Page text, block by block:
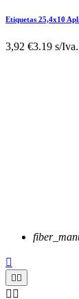
Etiquetas 25,4x10
3,92 €3.19 s/Iva.

 
 